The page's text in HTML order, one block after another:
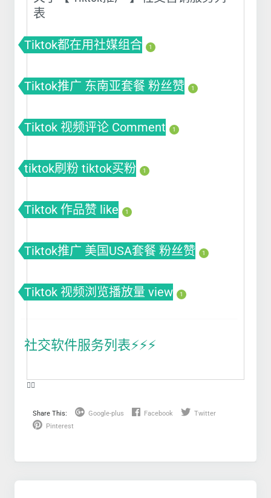
表
Tiktok都在用社媒组合 1
Tiktok推广 东南亚套餐 粉丝赞 1
Tiktok 视频评论 Comment 1
tiktok刷粉 tiktok买粉 1
Tiktok 作品赞 like 1
Tiktok推广 美国USA套餐 粉丝赞 1
Tiktok 视频浏览播放量 view 1
社交软件服务列表⚡️⚡️⚡️
❤️‍🔥
Share This: Google-plus Facebook
Twitter
Pinterest